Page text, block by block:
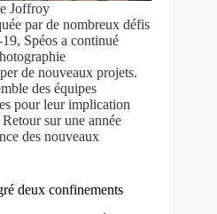
Joffroy
par de nombreux défis
Spéos a continué
de nouveaux projets.
des équipes
pour leur implication
sur une année
des nouveaux
deux confinements